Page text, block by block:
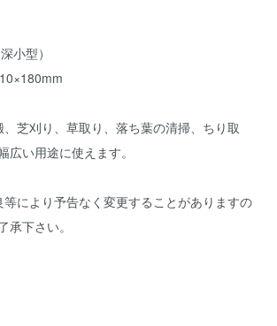
小型）
芝刈り、草取り、落ち葉の清掃、ちり取
広い用途に使えます。
により予告なく変更することがありますの
承下さい。